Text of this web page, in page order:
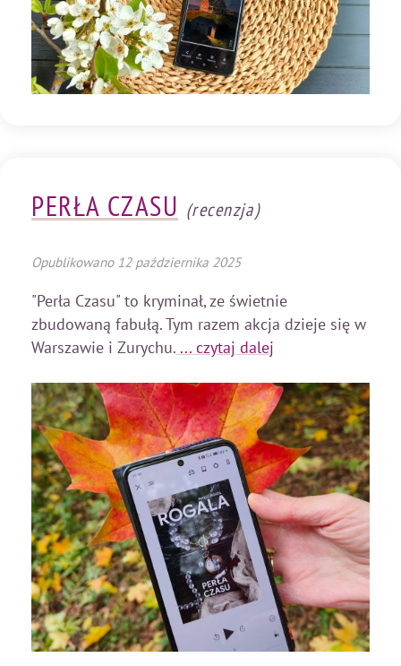
PERŁA CZASU (recenzja)
Opublikowano 12 października 2025
"Perła Czasu" to kryminał, ze świetnie
zbudowaną fabułą. Tym razem akcja dzieje się w
Warszawie i Zurychu. ... czytaj dalej